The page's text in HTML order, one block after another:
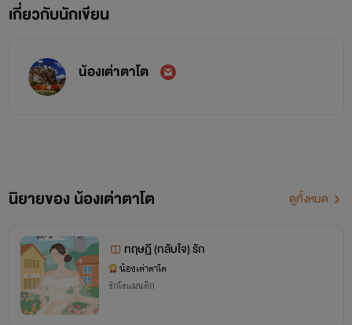
เกี่ยวกับนักเขียน
น้องเต่าตาโต
นิยายของ น้องเต่าตาโต ดูทั้งหมด
ทฤษฏี (กลับใจ) รัก
น้องเต่าตาโต
รักโรแมนติก